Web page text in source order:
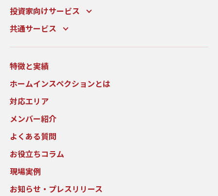
投資家向けサービス
共通サービス
特徴と実績
ホームインスペクションとは
対応エリア
メンバー紹介
よくある質問
お役立ちコラム
現場実例
お知らせ・プレスリリース